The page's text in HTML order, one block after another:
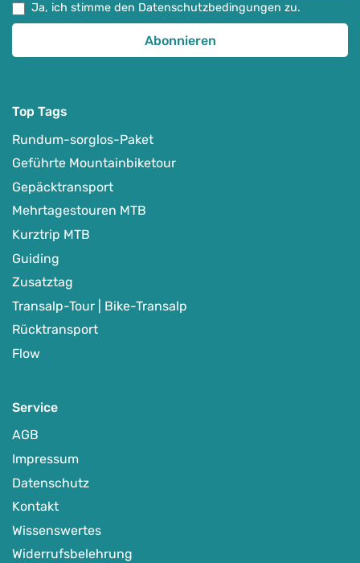
Ja, ich stimme den Datenschutzbedingungen zu.
Top Tags
Rundum-sorglos-Paket
Geführte Mountainbiketour
Gepäcktransport
Mehrtagestouren MTB
Kurztrip MTB
Guiding
Zusatztag
Transalp-Tour | Bike-Transalp
Rücktransport
Flow
Service
AGB
Impressum
Datenschutz
Kontakt
Wissenswertes
Widerrufsbelehrung